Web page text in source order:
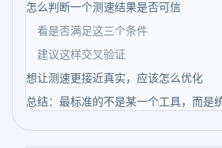
怎么判断一个测速结果是否可信
看是否满足这三个条件
建议这样交叉验证
想让测速更接近真实，应该怎么优化
总结：最标准的不是某一个工具，而是